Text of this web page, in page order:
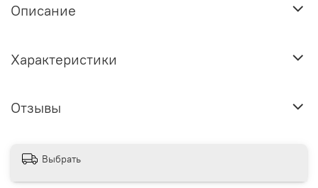
Описание
Характеристики
Отзывы
Выбрать